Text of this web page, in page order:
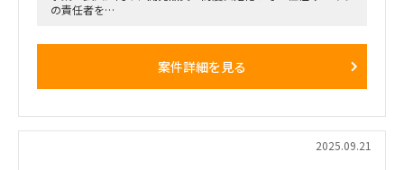
作業場所はリモートとオンサイト（新日本橋・神田エリア）の
の責任者を
事業拡大の為には欠かせない課題だと考えています。
案件詳細を見る
2025.09.21